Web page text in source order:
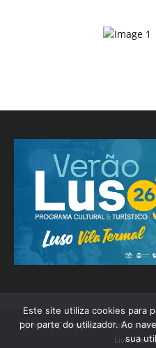
Termos e Condições Política de
Livro de
Este site utiliza cookies para
por parte do utilizador. Ao
sua